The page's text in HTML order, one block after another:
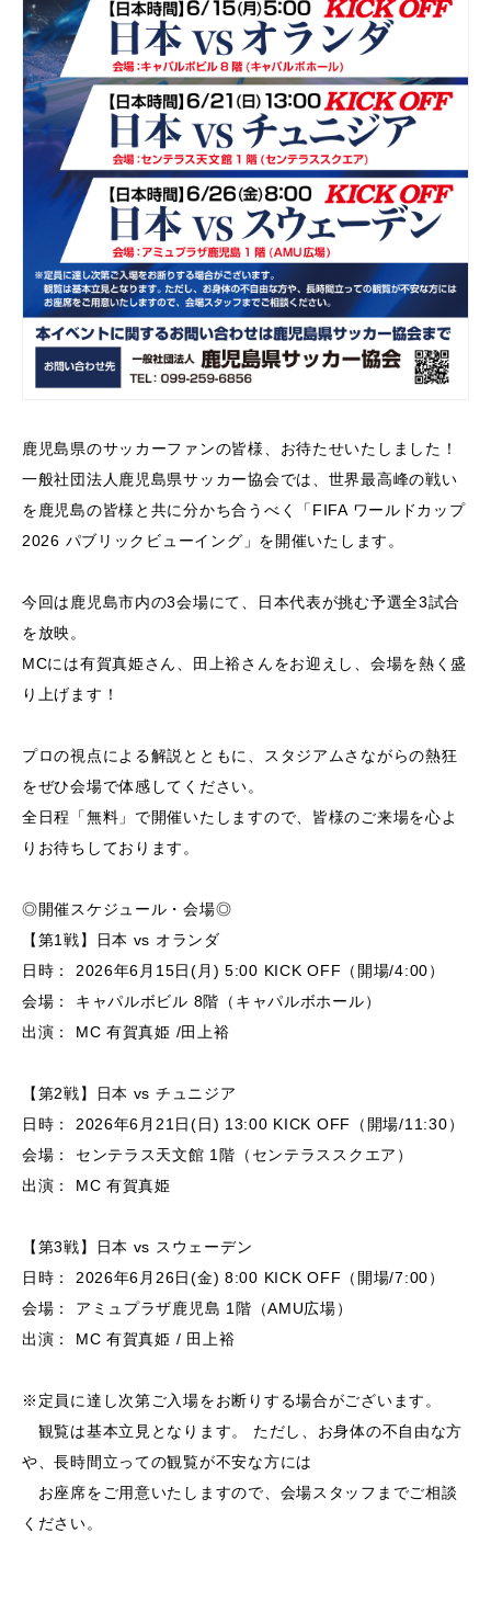
鹿児島県のサッカーファンの皆様、お待たせいたしました！
一般社団法人鹿児島県サッカー協会では、世界最高峰の戦い
を鹿児島の皆様と共に分かち合うべく「FIFA ワールドカップ
2026 パブリックビューイング」を開催いたします。
今回は鹿児島市内の3会場にて、日本代表が挑む予選全3試合
を放映。
MCには有賀真姫さん、田上裕さんをお迎えし、会場を熱く盛
り上げます！
プロの視点による解説とともに、スタジアムさながらの熱狂
をぜひ会場で体感してください。
全日程「無料」で開催いたしますので、皆様のご来場を心よ
りお待ちしております。
◎開催スケジュール・会場◎
【第1戦】日本 vs オランダ
日時： 2026年6月15日(月) 5:00 KICK OFF（開場/4:00）
会場： キャパルボビル 8階（キャパルボホール）
出演： MC 有賀真姫 /田上裕
【第2戦】日本 vs チュニジア
日時： 2026年6月21日(日) 13:00 KICK OFF（開場/11:30）
会場： センテラス天文館 1階（センテラススクエア）
出演： MC 有賀真姫
【第3戦】日本 vs スウェーデン
日時： 2026年6月26日(金) 8:00 KICK OFF（開場/7:00）
会場： アミュプラザ鹿児島 1階（AMU広場）
出演： MC 有賀真姫 / 田上裕
※定員に達し次第ご入場をお断りする場合がございます。
観覧は基本立見となります。 ただし、お身体の不自由な方
や、長時間立っての観覧が不安な方には
お座席をご用意いたしますので、会場スタッフまでご相談
ください。